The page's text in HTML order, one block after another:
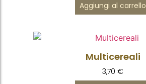
Aggiungi al carrello
Multicereali
3,70 €